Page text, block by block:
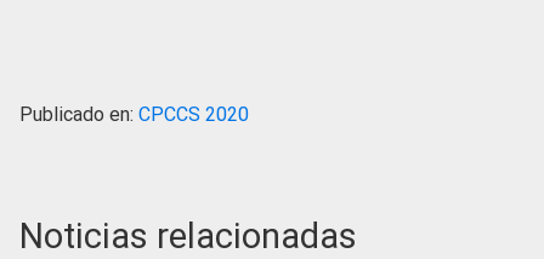
Publicado en: CPCCS 2020
Noticias relacionadas